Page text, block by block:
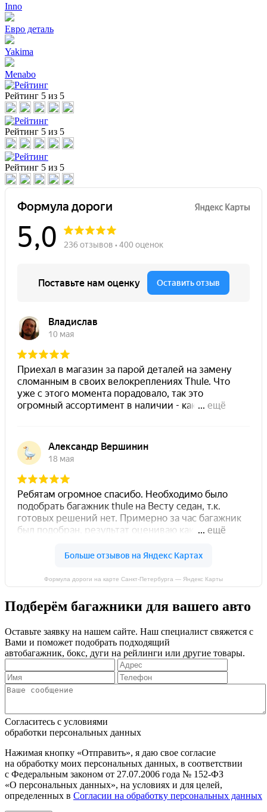
Inno
Евро деталь
Yakima
Menabo
Рейтинг 5 из 5
Рейтинг 5 из 5
Рейтинг 5 из 5
Формула дороги на карте Санкт‑Петербурга — Яндекс Карты
Подберём багажники для вашего авто
Оставьте заявку на нашем сайте. Наш специалист свяжется с
Вами и поможет подобрать подходящий
автобагажник, бокс, дуги на рейлинги или другие товары.
Согласитесь с условиями
обработки персональных данных
Нажимая кнопку «Отправить», я даю свое согласие
на обработку моих персональных данных, в соответствии
с Федеральным законом от 27.07.2006 года № 152-ФЗ
«О персональных данных», на условиях и для целей,
определенных в Согласии на обработку персональных данных